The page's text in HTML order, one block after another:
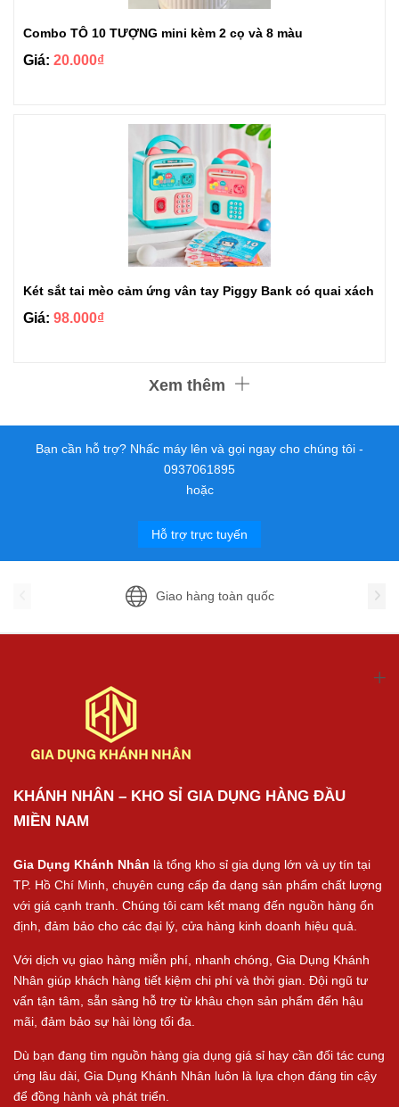
Combo TÔ 10 TƯỢNG mini kèm 2 cọ và 8 màu
Giá: 20.000₫
Két sắt tai mèo cảm ứng vân tay Piggy Bank có quai xách
Giá: 98.000₫
Xem thêm
Bạn cần hỗ trợ? Nhấc máy lên và gọi ngay cho chúng tôi -
0937061895
hoặc
Hỗ trợ trực tuyến
Giao hàng toàn quốc
KHÁNH NHÂN – KHO SỈ GIA DỤNG HÀNG ĐẦU
MIỀN NAM
Gia Dụng Khánh Nhân là tổng kho sỉ gia dụng lớn và uy tín tại
TP. Hồ Chí Minh, chuyên cung cấp đa dạng sản phẩm chất lượng
với giá cạnh tranh. Chúng tôi cam kết mang đến nguồn hàng ổn
định, đảm bảo cho các đại lý, cửa hàng kinh doanh hiệu quả.
Với dịch vụ giao hàng miễn phí, nhanh chóng, Gia Dụng Khánh
Nhân giúp khách hàng tiết kiệm chi phí và thời gian. Đội ngũ tư
vấn tận tâm, sẵn sàng hỗ trợ từ khâu chọn sản phẩm đến hậu
mãi, đảm bảo sự hài lòng tối đa.
Dù bạn đang tìm nguồn hàng gia dụng giá sỉ hay cần đối tác cung
ứng lâu dài, Gia Dụng Khánh Nhân luôn là lựa chọn đáng tin cậy
để đồng hành và phát triển.